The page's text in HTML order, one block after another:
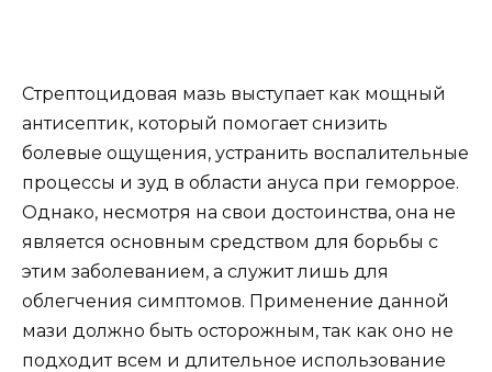
Стрептоцидовая мазь выступает как мощный
антисептик, который помогает снизить
болевые ощущения, устранить воспалительные
процессы и зуд в области ануса при геморрое.
Однако, несмотря на свои достоинства, она не
является основным средством для борьбы с
этим заболеванием, а служит лишь для
облегчения симптомов. Применение данной
мази должно быть осторожным, так как оно не
подходит всем и длительное использование